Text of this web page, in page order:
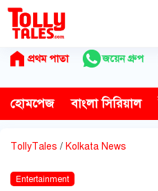
Skip
content
প্রথম পাতা জয়েন গ্রুপ
হোমপেজ বাংলা সিরিয়াল
TollyTales / Kolkata News
Entertainment